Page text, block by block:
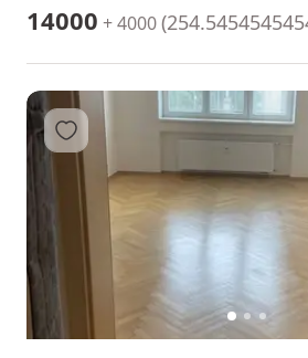
14000 + 4000(
12 3
Přidat do oblíbených